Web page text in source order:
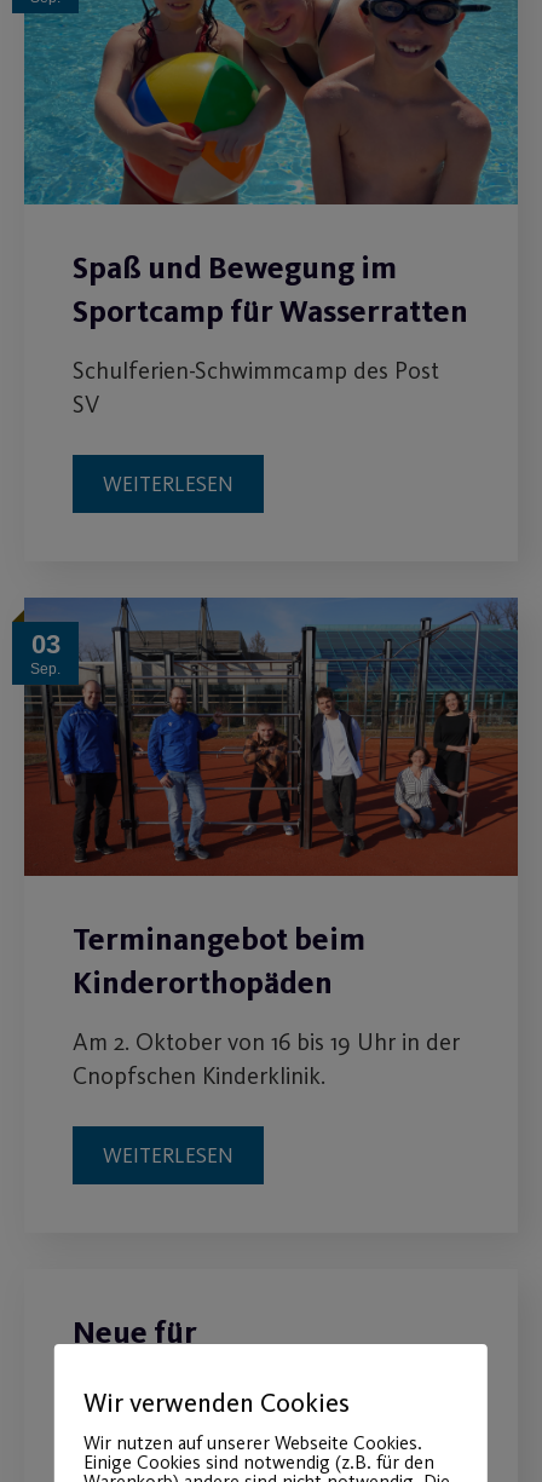
Spaß und Bewegung im
Sportcamp für Wasserratten
Schulferien-Schwimmcamp des Post
SV
WEITERLESEN
03
Sep.
Terminangebot beim
Kinderorthopäden
Am 2. Oktober von 16 bis 19 Uhr in der
Cnopfschen Kinderklinik.
WEITERLESEN
Neue für
September
Wir verwenden Cookies
Wir nutzen auf unserer Webseite Cookies.
Einige Cookies sind notwendig (z.B. für den